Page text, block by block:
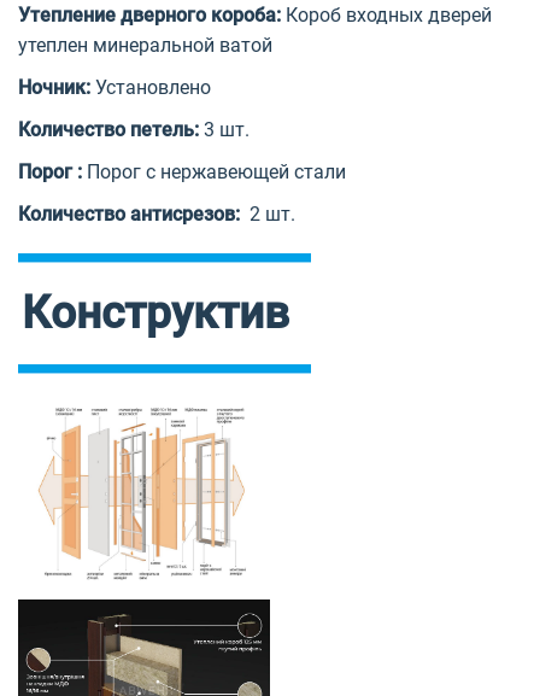
Утепление дверного короба: Короб входных дверей
утеплен минеральной ватой
Ночник: Установлено
Количество петель: 3 шт.
Порог : Порог с нержавеющей стали
Количество антисрезов: 2 шт.
Конструктив